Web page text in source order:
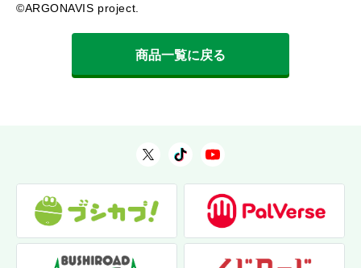
©ARGONAVIS project.
商品一覧に戻る